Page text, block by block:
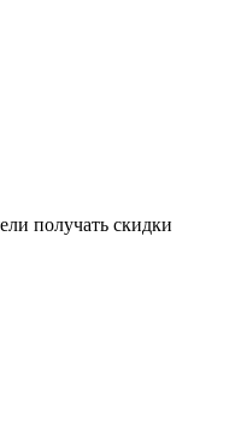
получать скидки